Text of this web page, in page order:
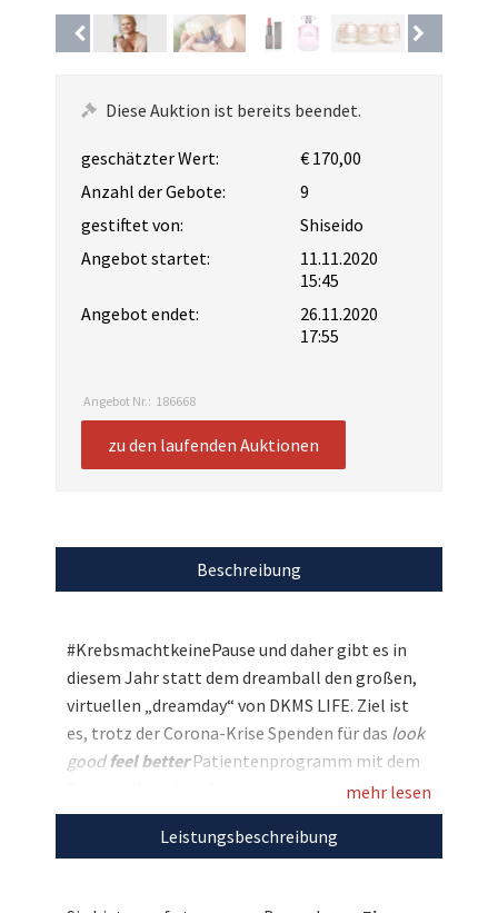
Diese Auktion ist bereits beendet.
geschätzter Wert:
€ 170,00
Anzahl der Gebote:
9
gestiftet von:
Shiseido
Angebot startet:
11.11.2020
15:45
Angebot endet:
26.11.2020
17:55
Angebot Nr.: 186668
zu den laufenden Auktionen
Beschreibung
#KrebsmachtkeinePause und daher gibt es in
diesem Jahr statt dem dreamball den großen,
virtuellen „dreamday“ von DKMS LIFE. Ziel ist
es, trotz der Corona-Krise Spenden für das look
goodfeel betterPatientenprogramm mit dem
Beauty-Workshop für junge Krebspatientinnen
zu sammeln. Und auch wir sind dabei und
versteigern ganz besondere Pakete: So haben
mehr lesen
Leistungsbeschreibung